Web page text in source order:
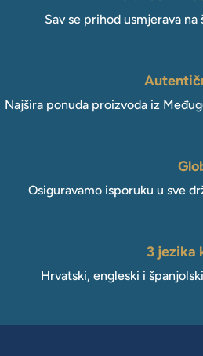
Sav se prihod usmjerava
Najšira ponuda proizvoda iz
Osiguravamo isporuku u sve
3 jezika
Hrvatski, engleski i